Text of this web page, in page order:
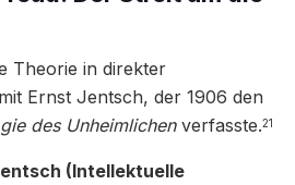
Theorie in direkter
Ernst Jentsch, der 1906 den
des Unheimlichenverfasste.21
(Intellektuelle